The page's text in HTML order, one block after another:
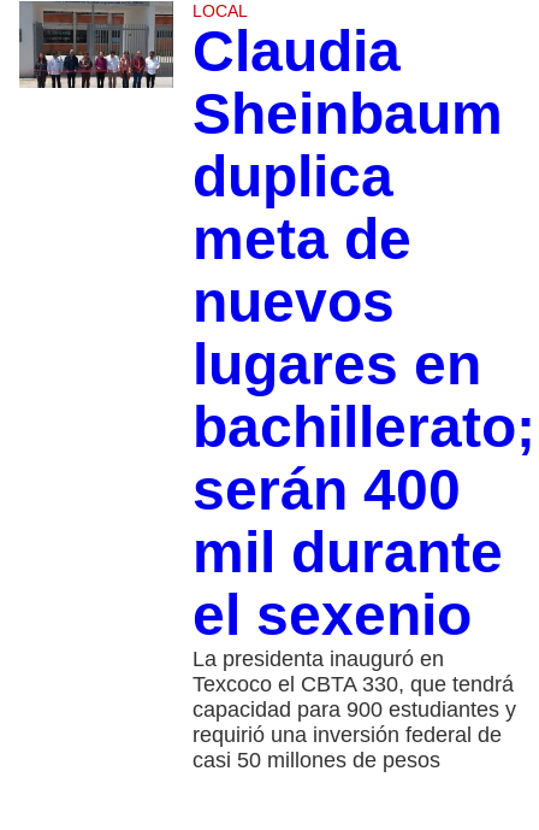
LOCAL
Claudia
Sheinbaum
duplica
meta de
nuevos
lugares en
bachillerato;
serán 400
mil durante
el sexenio
La presidenta inauguró en
Texcoco el CBTA 330, que tendrá
capacidad para 900 estudiantes y
requirió una inversión federal de
casi 50 millones de pesos